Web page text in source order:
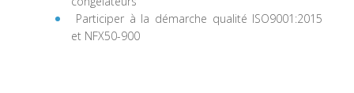
Participer à la démarche qualité ISO9001:2015
et NFX50-900